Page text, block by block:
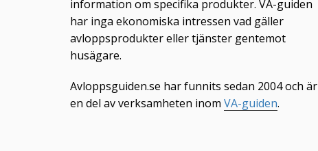
information om specifika produkter. VA-guiden
har inga ekonomiska intressen vad gäller
avloppsprodukter eller tjänster gentemot
husägare.
Avloppsguiden.se har funnits sedan 2004 och är
en del av verksamheten inom VA-guiden.